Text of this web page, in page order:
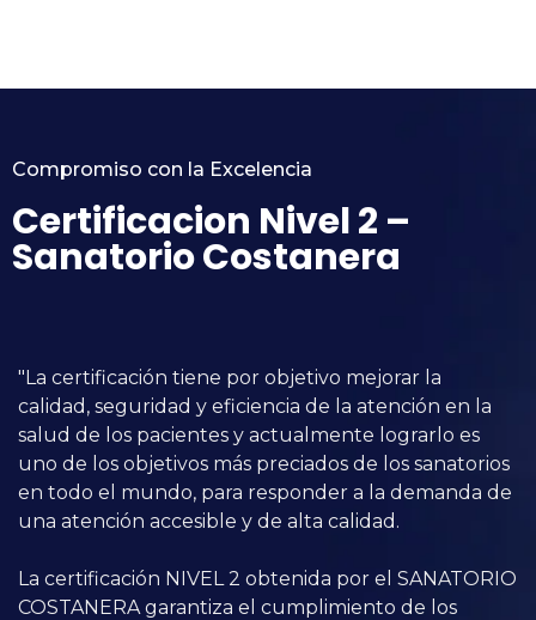
Compromiso con la Excelencia
Certificacion Nivel 2 –
Sanatorio Costanera
"La certificación tiene por objetivo mejorar la
calidad, seguridad y eficiencia de la atención en la
salud de los pacientes y actualmente lograrlo es
uno de los objetivos más preciados de los sanatorios
en todo el mundo, para responder a la demanda de
una atención accesible y de alta calidad.
La certificación NIVEL 2 obtenida por el SANATORIO
COSTANERA garantiza el cumplimiento de los